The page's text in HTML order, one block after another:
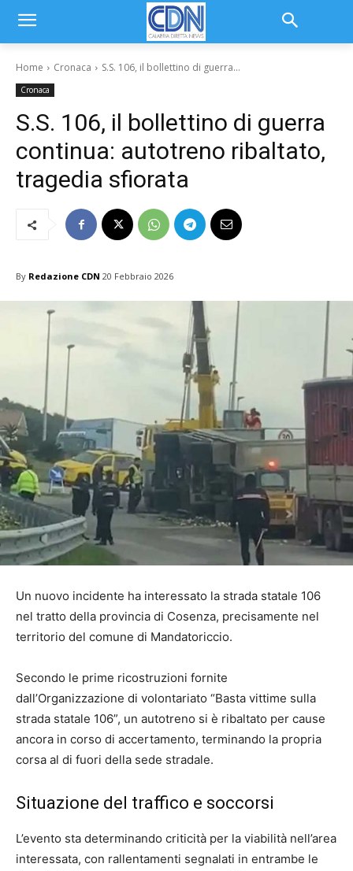
Home Cronaca S.S. 106, il bollettino di guerra...
Cronaca
S.S. 106, il bollettino di guerra
continua: autotreno ribaltato,
tragedia sfiorata
By Redazione CDN 20 Febbraio 2026
Un nuovo incidente ha interessato la strada statale 106
nel tratto della provincia di Cosenza, precisamente nel
territorio del comune di Mandatoriccio.
Secondo le prime ricostruzioni fornite
dall’Organizzazione di volontariato “Basta vittime sulla
strada statale 106”, un autotreno si è ribaltato per cause
ancora in corso di accertamento, terminando la propria
corsa al di fuori della sede stradale.
Situazione del traffico e soccorsi
L’evento sta determinando criticità per la viabilità nell’area
interessata, con rallentamenti segnalati in entrambe le